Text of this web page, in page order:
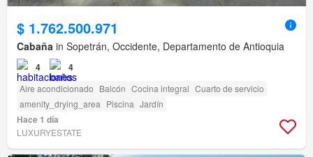
$ 1.762.500.971
Cabaña in Sopetrán, Occidente, Departamento de Antioquia
4 4
Aire acondicionado Balcón Cocina integral Cuarto de servicio
amenity_drying_area Piscina Jardín
Hace 1 día
LUXURYESTATE